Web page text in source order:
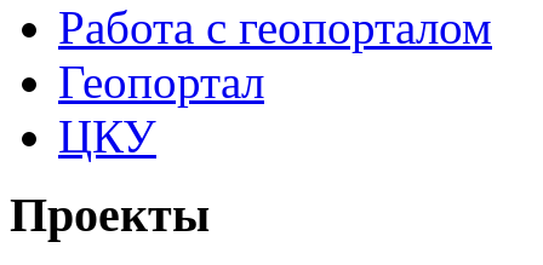
Работа с геопорталом
Геопортал
ЦКУ
Проекты